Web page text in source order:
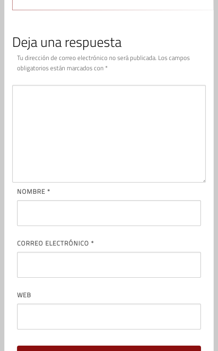
Deja una respuesta
Tu dirección de correo electrónico no será publicada. Los campos
obligatorios están marcados con *
NOMBRE *
CORREO ELECTRÓNICO *
WEB